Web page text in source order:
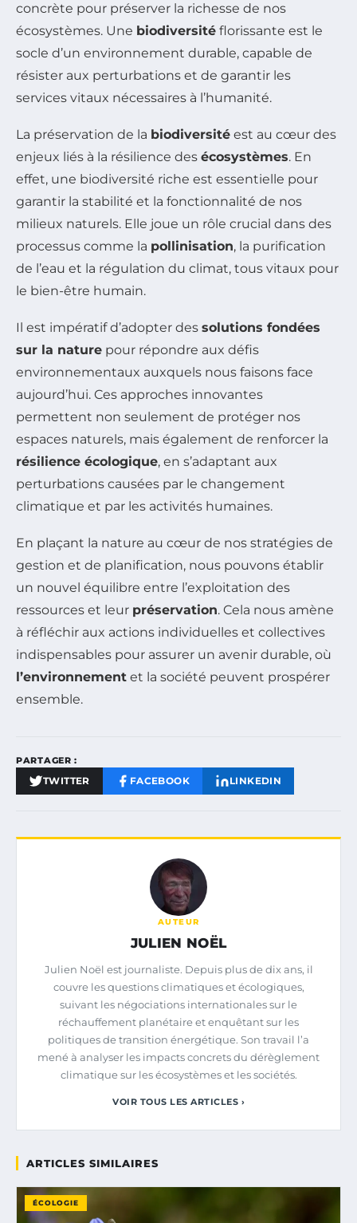
concrète pour préserver la richesse de nos
écosystèmes. Une biodiversité florissante est le
socle d’un environnement durable, capable de
résister aux perturbations et de garantir les
services vitaux nécessaires à l’humanité.
La préservation de la biodiversité est au cœur des
enjeux liés à la résilience des écosystèmes. En
effet, une biodiversité riche est essentielle pour
garantir la stabilité et la fonctionnalité de nos
milieux naturels. Elle joue un rôle crucial dans des
processus comme la pollinisation, la purification
de l’eau et la régulation du climat, tous vitaux pour
le bien-être humain.
Il est impératif d’adopter des solutions fondées
sur la nature pour répondre aux défis
environnementaux auxquels nous faisons face
aujourd’hui. Ces approches innovantes
permettent non seulement de protéger nos
espaces naturels, mais également de renforcer la
résilience écologique, en s’adaptant aux
perturbations causées par le changement
climatique et par les activités humaines.
En plaçant la nature au cœur de nos stratégies de
gestion et de planification, nous pouvons établir
un nouvel équilibre entre l’exploitation des
ressources et leur préservation. Cela nous amène
à réfléchir aux actions individuelles et collectives
indispensables pour assurer un avenir durable, où
l’environnement et la société peuvent prospérer
ensemble.
PARTAGER :
TWITTER FACEBOOK LINKEDIN
AUTEUR
JULIEN NOËL
Julien Noël est journaliste. Depuis plus de dix ans, il
couvre les questions climatiques et écologiques,
suivant les négociations internationales sur le
réchauffement planétaire et enquêtant sur les
politiques de transition énergétique. Son travail l’a
mené à analyser les impacts concrets du dérèglement
climatique sur les écosystèmes et les sociétés.
VOIR TOUS LES ARTICLES ›
ARTICLES SIMILAIRES
ÉCOLOGIE